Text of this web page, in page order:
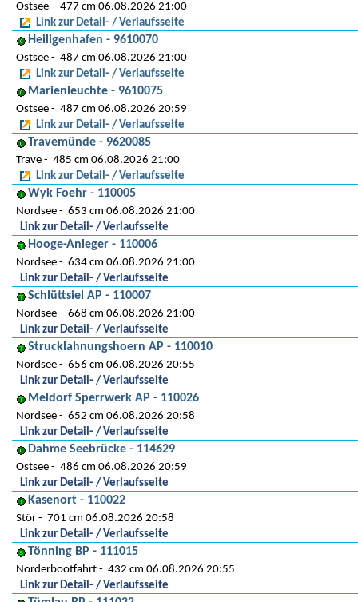
Ostsee
477 cm 06.08.2026 21:00
Link zur Detail- / Verlaufsseite
Heiligenhafen - 9610070
Ostsee
487 cm 06.08.2026 21:00
Link zur Detail- / Verlaufsseite
Marienleuchte - 9610075
Ostsee
487 cm 06.08.2026 20:59
Link zur Detail- / Verlaufsseite
Travemünde - 9620085
Trave
485 cm 06.08.2026 21:00
Link zur Detail- / Verlaufsseite
Wyk Foehr - 110005
Nordsee
653 cm 06.08.2026 21:00
Link zur Detail- / Verlaufsseite
Hooge-Anleger - 110006
Nordsee
634 cm 06.08.2026 21:00
Link zur Detail- / Verlaufsseite
Schlüttsiel AP - 110007
Nordsee
668 cm 06.08.2026 21:00
Link zur Detail- / Verlaufsseite
Strucklahnungshoern AP - 110010
Nordsee
656 cm 06.08.2026 20:55
Link zur Detail- / Verlaufsseite
Meldorf Sperrwerk AP - 110026
Nordsee
652 cm 06.08.2026 20:58
Link zur Detail- / Verlaufsseite
Dahme Seebrücke - 114629
Ostsee
486 cm 06.08.2026 20:59
Link zur Detail- / Verlaufsseite
Kasenort - 110022
Stör
701 cm 06.08.2026 20:58
Link zur Detail- / Verlaufsseite
Tönning BP - 111015
Norderbootfahrt
432 cm 06.08.2026 20:55
Link zur Detail- / Verlaufsseite